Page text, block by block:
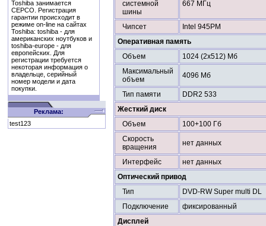
Toshiba занимается
СЕРСО. Регистрация
гарантии происходит в
режиме on-line на сайтах
Toshiba: toshiba - для
американских ноутбуков и
toshiba-europe - для
европейских. Для
регистрации требуется
некоторая информация о
владельце, серийный
номер модели и дата
покупки.
Реклама:
test123
системной
шины
667 МГц
Чипсет
Intel 945PM
Оперативная память
Объем
1024 (2x512) Мб
Максимальный
объем
4096 Мб
Тип памяти
DDR2 533
Жесткий диск
Объем
100+100 Гб
Скорость
вращения
нет данных
Интерфейс
нет данных
Оптический привод
Тип
DVD-RW Super multi DL
Подключение
фиксированный
Дисплей